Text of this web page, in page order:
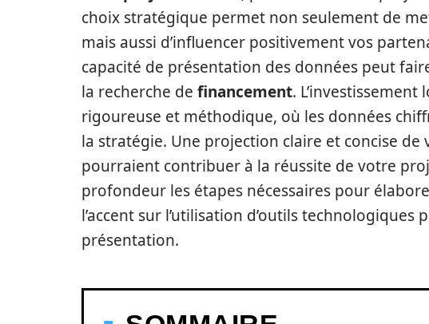
choix stratégique permet non seulement de
mais aussi d’influencer positivement vos
capacité de présentation des données peut
la recherche de financement.
rigoureuse et méthodique, où les données
la stratégie. Une projection claire et concise
pourraient contribuer à la réussite de votre
profondeur les étapes nécessaires pour
l’accent sur l’utilisation d’outils
présentation.